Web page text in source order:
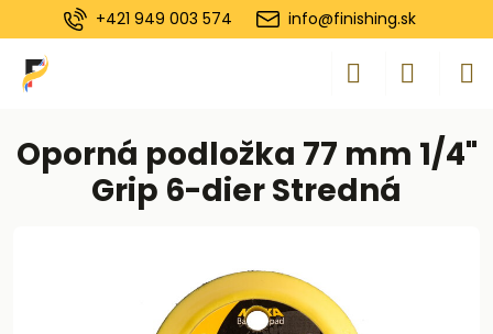
+421 949 003 574 info@finishing.sk
Oporná podložka 77 mm 1/4"
Grip 6-dier Stredná